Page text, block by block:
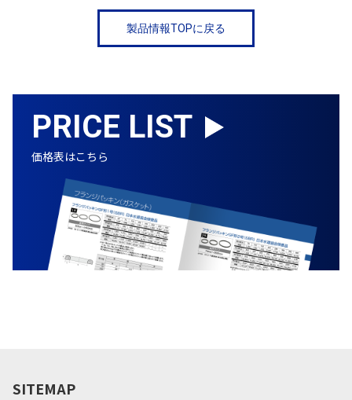
製品情報TOPに戻る
PRICE LIST
価格表はこちら
SITEMAP